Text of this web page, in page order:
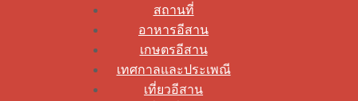
สถานที่
อาหารอีสาน
เกษตรอีสาน
เทศกาลและประเพณี
เที่ยวอีสาน